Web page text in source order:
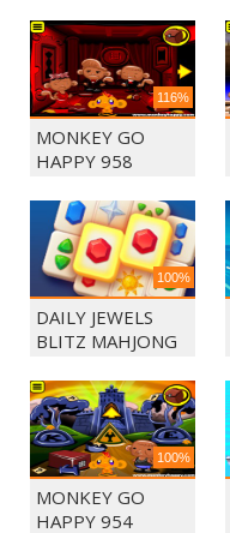
116%
MONKEY GO
HAPPY 958
100%
DAILY JEWELS
BLITZ MAHJONG
100%
MONKEY GO
HAPPY 954